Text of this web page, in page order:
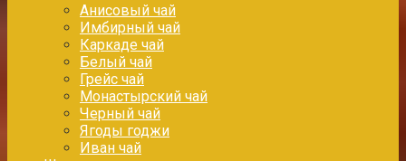
Анисовый чай
Имбирный чай
Каркаде чай
Белый чай
Грейс чай
Монастырский чай
Черный чай
Ягоды годжи
Иван чай